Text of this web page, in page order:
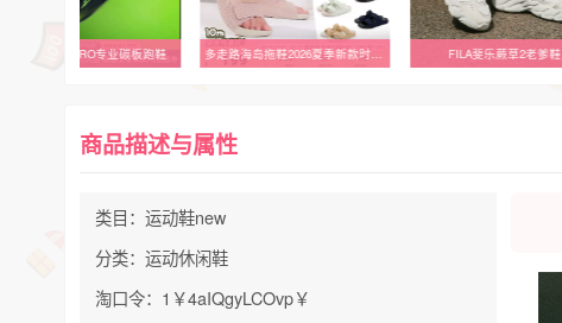
安踏C2026代PRO专业碳板跑鞋 多走路海岛拖鞋2026夏季新款时尚休闲舒适防滑轻便不累脚沙滩鞋 FILA斐乐蕨草2老爹鞋
商品描述与属性
类目：运动鞋new
分类：运动休闲鞋
淘口令：1￥4aIQgyLCOvp￥